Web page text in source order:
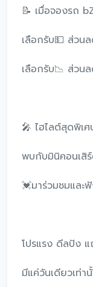
📝 เมื่อจองรถ
เลือกรับ💵 ส่วน
เลือกรับ📉 ส่วน
🎤 ไฮไลต์สุดพิเศ
พบกับมินิคอนเสิ
💓มาร่วมชมและ
โปรแรง ดีลปัง
มีแค่วันเดียวเท่า